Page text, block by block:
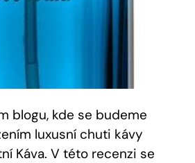
blogu, kde se budeme
luxusní chuti kávy
Káva. V této recenzi se